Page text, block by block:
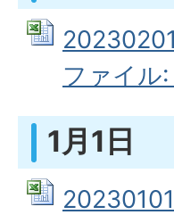
ファイル
1月1日